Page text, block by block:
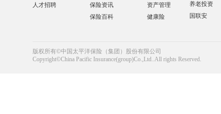
人才招聘
保险资讯
保险百科
资产管理
健康险
养老投资
国联安
版权所有©中国太平洋保险（集团）股份有限公司
Copyright©China Pacific Insurance(group)Co.,Ltd..All rights Reserved.